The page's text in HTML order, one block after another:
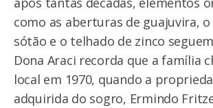
como as aberturas de guajuvira, o
sótão e o telhado de zinco
Dona Araci recorda que a família
local em 1970, quando a
adquirida do sogro, Ermindo